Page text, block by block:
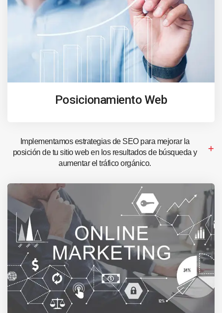
Posicionamiento Web
Implementamos estrategias de SEO para mejorar la
posición de tu sitio web en los resultados de búsqueda y
aumentar el tráfico orgánico.